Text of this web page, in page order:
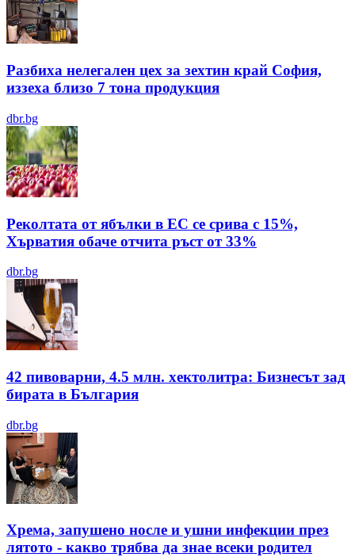
Разбиха нелегален цех за зехтин край София,
иззеха близо 7 тона продукция
dbr.bg
Реколтата от ябълки в ЕС се срива с 15%,
Хърватия обаче отчита ръст от 33%
dbr.bg
42 пивоварни, 4.5 млн. хектолитра: Бизнесът зад
бирата в България
dbr.bg
Хрема, запушено носле и ушни инфекции през
лятотo - какво трябва да знае всеки родител